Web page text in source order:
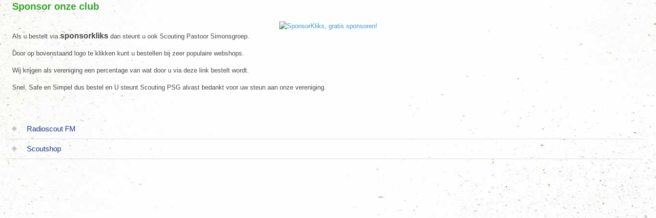
Sponsor onze club
Als u bestelt viasponsorkliks dan steunt u ook Scouting Pastoor Simonsgroep.
Door op bovenstaand logo te klikken kunt u bestellen bij zeer populaire webshops.
Wij krijgen als vereniging een percentage van wat door u via deze link bestelt wordt.
Snel, Safe en Simpel dus bestel en U steunt Scouting PSG alvast bedankt voor uw steun aan onze vereniging.
Radioscout FM
Scoutshop
Scouting Pastoor Simonsgroep Klokkenlaan 44 5175 NV Loon op Zand. Copyright © 2026 Scouting Nederland.